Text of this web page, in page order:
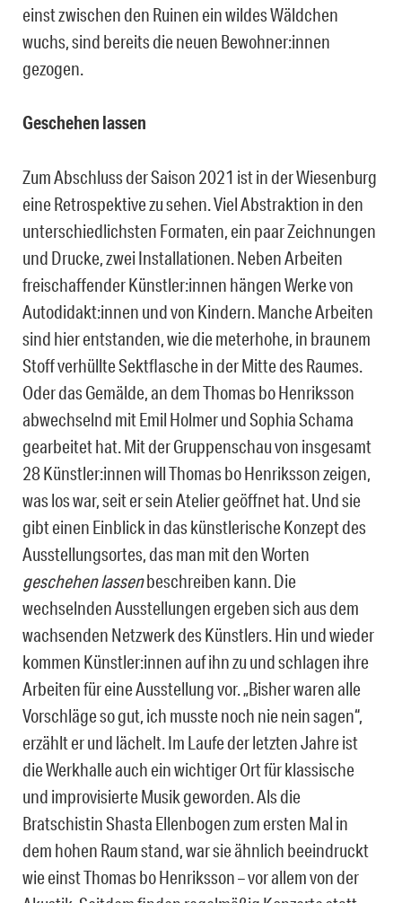
einst zwischen den Ruinen ein wildes Wäldchen
wuchs, sind bereits die neuen Bewohner:innen
gezogen.
Geschehen lassen
Zum Abschluss der Saison 2021 ist in der Wiesenburg
eine Retrospektive zu sehen. Viel Abstraktion in den
unterschiedlichsten Formaten, ein paar Zeichnungen
und Drucke, zwei Installationen. Neben Arbeiten
freischaffender Künstler:innen hängen Werke von
Autodidakt:innen und von Kindern. Manche Arbeiten
sind hier entstanden, wie die meterhohe, in braunem
Stoff verhüllte Sektflasche in der Mitte des Raumes.
Oder das Gemälde, an dem Thomas bo Henriksson
abwechselnd mit Emil Holmer und Sophia Schama
gearbeitet hat. Mit der Gruppenschau von insgesamt
28 Künstler:innen will Thomas bo Henriksson zeigen,
was los war, seit er sein Atelier geöffnet hat. Und sie
gibt einen Einblick in das künstlerische Konzept des
Ausstellungsortes, das man mit den Worten
geschehen lassenbeschreiben kann. Die
wechselnden Ausstellungen ergeben sich aus dem
wachsenden Netzwerk des Künstlers. Hin und wieder
kommen Künstler:innen auf ihn zu und schlagen ihre
Arbeiten für eine Ausstellung vor. „Bisher waren alle
Vorschläge so gut, ich musste noch nie nein sagen“,
erzählt er und lächelt. Im Laufe der letzten Jahre ist
die Werkhalle auch ein wichtiger Ort für klassische
und improvisierte Musik geworden. Als die
Bratschistin Shasta Ellenbogen zum ersten Mal in
dem hohen Raum stand, war sie ähnlich beeindruckt
wie einst Thomas bo Henriksson – vor allem von der